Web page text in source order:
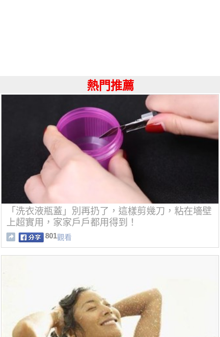
熱門推薦
「洗衣液瓶蓋」別再扔了，這樣剪幾刀，粘在墻壁
上超實用，家家戶戶都用得到！
801觀看